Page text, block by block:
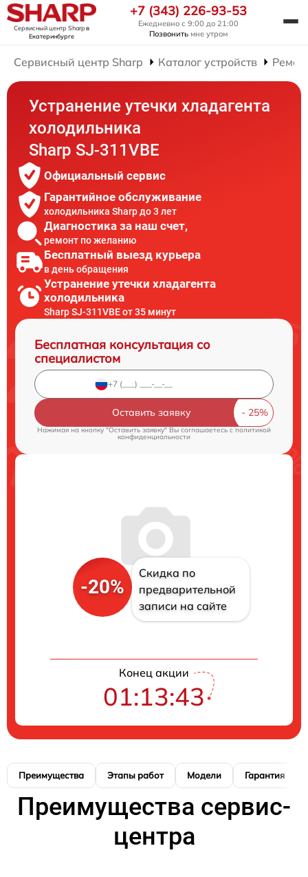
Сервисный центр Sharpв
Екатеринбурге
+7 (343) 226-93-53
Ежедневно с 9:00 до 21:00
Позвонить мне утром
Сервисный центр Sharp Каталог устройств
Устранение утечки хладагента
холодильника
Sharp SJ-311VBE
Официальный сервис
Гарантийное обслуживание
холодильника Sharp до 3 лет
Диагностика за наш счет,
ремонт по желанию
Бесплатный выезд курьера
в день обращения
Устранение утечки хладагента
холодильника
Sharp SJ-311VBE от 35 минут
Бесплатная консультация со
специалистом
Оставить заявку
Нажимая на кнопку "Оставить заявку" Вы соглашаетесь cполитикой
конфиденциальности
-20%
Скидка по
предварительной
записи на сайте
Конец акции
01:13:42
Преимущества Этапы работ Модели Гарантия
Преимущества сервис-
центра